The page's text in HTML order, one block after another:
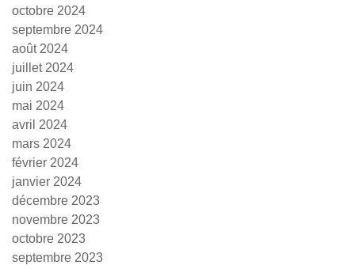
octobre 2024
septembre 2024
août 2024
juillet 2024
juin 2024
mai 2024
avril 2024
mars 2024
février 2024
janvier 2024
décembre 2023
novembre 2023
octobre 2023
septembre 2023